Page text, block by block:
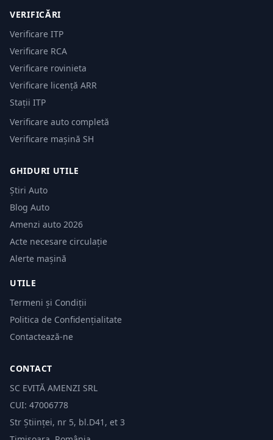
VERIFICĂRI
Verificare ITP
Verificare RCA
Verificare rovinieta
Verificare licență ARR
Stații ITP
Verificare auto completă
Verificare mașină SH
GHIDURI UTILE
Știri Auto
Blog Auto
Amenzi auto 2026
Acte necesare circulație
Alerte mașină
UTILE
Termeni și Condiții
Politica de Confidențialitate
Contactează-ne
CONTACT
SC EVITĂ AMENZI SRL
CUI: 47006778
Str Științei, nr 5, bl.D41, et 3